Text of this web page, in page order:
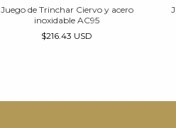
Juego de Trinchar Ciervo y acero
inoxidable AC95
$216.43 USD